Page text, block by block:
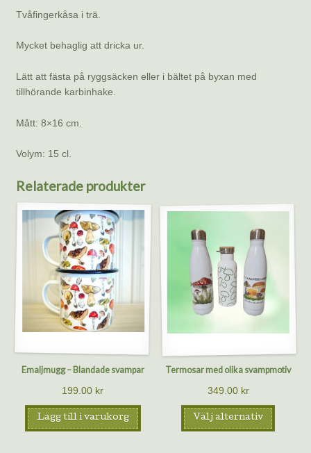
Tvåfingerkåsa i trä.
Mycket behaglig att dricka ur.
Lätt att fästa på ryggsäcken eller i bältet på byxan med
tillhörande karbinhake.
Mått: 8×16 cm.
Volym: 15 cl.
Relaterade produkter
Emaljmugg – Blandade svampar
199.00 kr
Lägg till i varukorg
Termosar med olika svampmotiv
349.00 kr
Välj alternativ